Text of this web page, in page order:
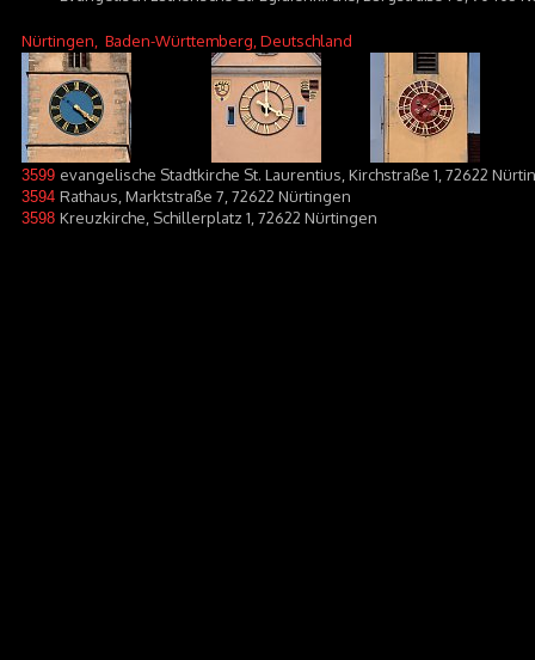
Nürtingen , Baden-Württemberg, Deutschland
3599 evangelische Stadtkirche St. Laurentius, Kirchstraße 1, 72622
3594 Rathaus, Marktstraße 7, 72622 Nürtingen
3598 Kreuzkirche, Schillerplatz 1, 72622 Nürtingen